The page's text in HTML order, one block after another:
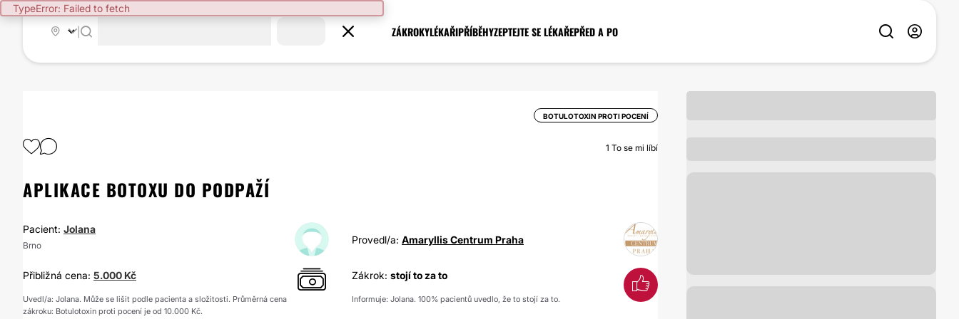
TypeError: Failed to fetch
ZÁKROKYLÉKAŘIPŘÍBĚHYZEPTEJTE SE LÉKAŘEPŘED A PO
BOTULOTOXIN PROTI POCENÍ
1 To se mi líbí
APLIKACE BOTOXU DO PODPAŽÍ
Pacient: Jolana
Brno Provedl/a: Amaryllis Centrum Praha
Přibližná cena: 5.000 Kč
Uvedl/a: Jolana. Může se lišit podle pacienta a složitosti. Průměrná cena
zákroku: Botulotoxin proti pocení je od 10.000 Kč.
Zákrok: stojí to za to
Informuje: Jolana. 100% pacientů uvedlo, že to stojí za to.